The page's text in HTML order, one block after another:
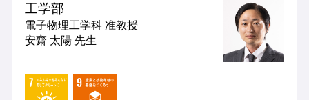
工学部
電子物理工学科 准教授
安齋 太陽 先生